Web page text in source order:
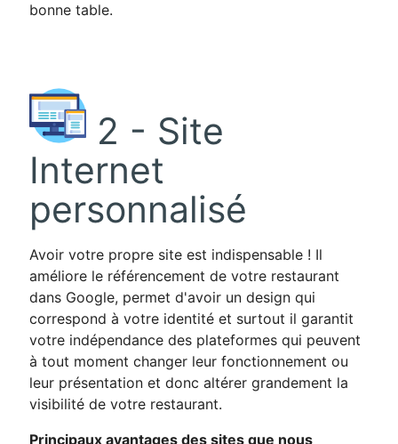
bonne table.
2 - Site
Internet
personnalisé
Avoir votre propre site est indispensable ! Il
améliore le référencement de votre restaurant
dans Google, permet d'avoir un design qui
correspond à votre identité et surtout il garantit
votre indépendance des plateformes qui peuvent
à tout moment changer leur fonctionnement ou
leur présentation et donc altérer grandement la
visibilité de votre restaurant.
Principaux avantages des sites que nous